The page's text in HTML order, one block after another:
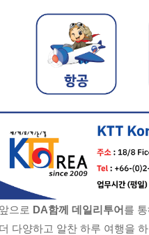
앞으로 DA함께 데일리투어 를
더 다양하고 알찬 하루 여행을